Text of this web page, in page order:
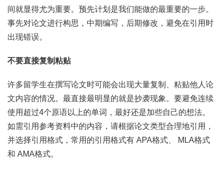
间就显得尤为重要。预先计划是我们能做的最重要的一步。
事先对论文进行构思，中期编写，后期修改，避免在引用时
出现错误。
不要直接复制粘贴
许多留学生在撰写论文时可能会出现大量复制、粘贴他人论
文内容的情况。最直接最明显的就是抄袭现象。要避免连续
使用超过4个原语以上的单词，最好还是加些自己的想法。
如需引用参考资料中的内容，请根据论文类型合理地引用，
并选择引用格式，常用的引用格式有 APA格式、 MLA格式
和 AMA格式。